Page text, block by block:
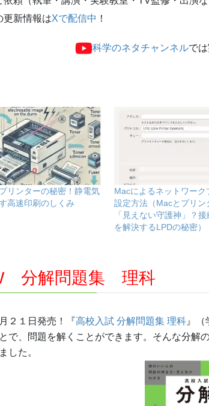
更新情報はXで配信中 ！
科学のネタチャンネルで
リンターの秘密！静電気
高速印刷のしくみ
Macによるネットワーク
設定方法（Macとプリン
「見えない守護神」？
を解決するLPDの秘密）
分解問題集 理科
２１日発売！『高校入試 分解問題集 理科 』
で、問題を解くことができます。そんな分解
した。